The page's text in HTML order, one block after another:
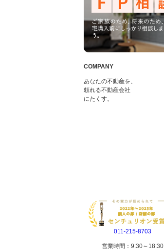
COMPANY
あなたの不動産を、
頼れる不動産会社
にたくす。
011-215-8703
営業時間：9:30～18:30